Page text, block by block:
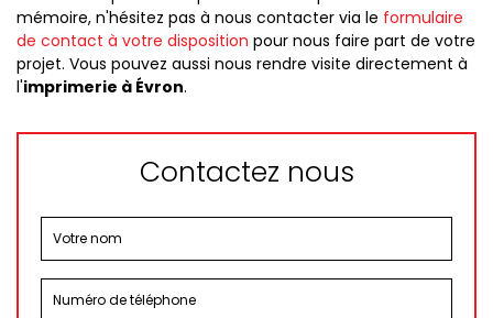
mémoire, n'hésitez pas à nous contacter via le formulaire
de contact à votre disposition pour nous faire part de votre
projet. Vous pouvez aussi nous rendre visite directement à
l'imprimerie à Évron.
Contactez nous